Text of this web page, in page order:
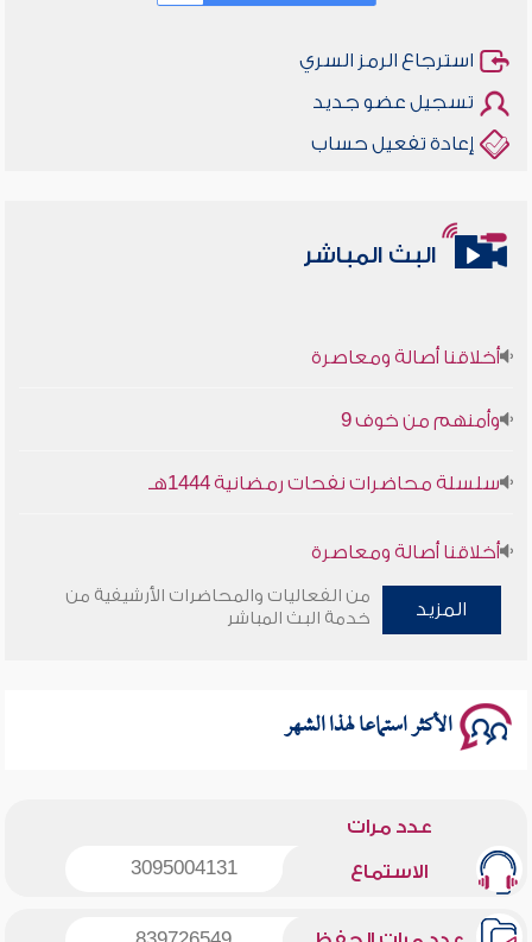
استرجاع الرمز السري
تسجيل عضو جديد
إعادة تفعيل حساب
البث المباشر
أخلاقنا أصالة ومعاصرة
وأمنهم من خوف 9
سلسلة محاضرات نفحات رمضانية 1444هـ
أخلاقنا أصالة ومعاصرة
وأمنهم من خوف 9
المزيد
من الفعاليات والمحاضرات الأرشيفية من
خدمة البث المباشر
الأكثر استماعا لهذا الشهر
عدد مرات
الاستماع 3095004131